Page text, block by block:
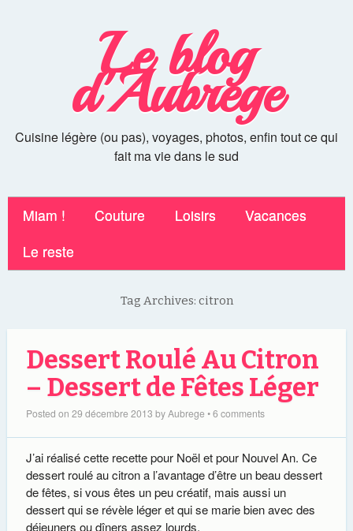
Le blog
d'Aubrege
Cuisine légère (ou pas), voyages, photos, enfin tout ce qui
fait ma vie dans le sud
Miam ! Couture Loisirs
Vacances
Le reste
Tag Archives: citron
Dessert Roulé Au Citron
– Dessert de Fêtes Léger
Posted on 29 décembre 2013 byAubrege •6 comments
J’ai réalisé cette recette pour Noël et pour Nouvel An. Ce
dessert roulé au citron a l’avantage d’être un beau dessert
de fêtes, si vous êtes un peu créatif, mais aussi un
dessert qui se révèle léger et qui se marie bien avec des
déjeuners ou dîners assez lourds.